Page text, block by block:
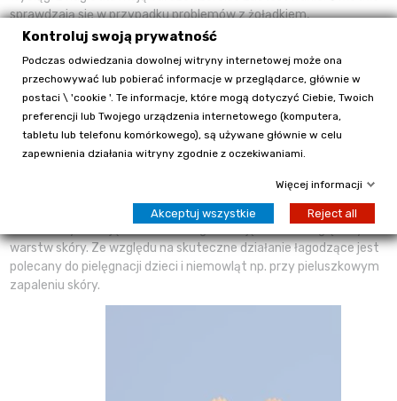
sprawdzają się w przypadku problemów z żołądkiem,
dwunastniczą czy woreczkiem żółciowym. Łagodzi stany zapalne
przedłużonych stanach zapalnych błony śluzowej układu
pokarmowego, łącznie z owrzodzeniami. Świetnie sprawdza się w
łagodzeniu dolegliwości miesiączkowych i objawów związanych z
menopauzą.
Bio maść z nagietka stosuje się przede wszystkim zewnętrznie,
owrzodzeniach, żylakach, zapaleniu skóry, odmrożeniach,
ukąszeniach, wysypkach, ranach pozabiegowych, oparzeniach.
warstw skóry. Ze względu na skuteczne działanie łagodzące jest
polecany do pielęgnacji dzieci i niemowląt np. przy pieluszkowym
zapaleniu skóry.
Kontroluj swoją prywatność
Podczas odwiedzania dowolnej witryny internetowej może ona
przechowywać lub pobierać informacje w przeglądarce, głównie w
postaci \ 'cookie '. Te informacje, które mogą dotyczyć Ciebie, Twoich
preferencji lub Twojego urządzenia internetowego (komputera,
tabletu lub telefonu komórkowego), są używane głównie w celu
zapewnienia działania witryny zgodnie z oczekiwaniami.
Więcej informacji
Akceptuj wszystkie Reject all